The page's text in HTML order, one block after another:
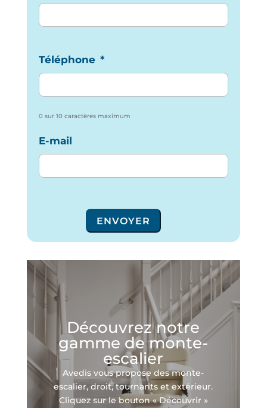
Téléphone *
0 sur 10 caractères maximum
E-mail
ENVOYER
Découvrez notre
gamme de monte-
escalier
Avedis vous propose des monte-
escalier, droit, tournants et extérieur.
Cliquez sur le bouton « Découvrir »